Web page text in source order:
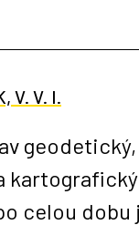
V. V. I.
geodetický,
kartografický
celou dobu